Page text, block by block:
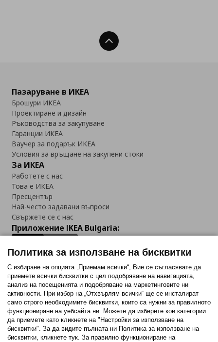
Нагоре
Пазаруване в ИКЕА
Брошури ИКЕА
Проектиране и дизайн
Ръководства за закупуване
Гаранции ИКЕА
Ваучер за подарък ИКЕА
Условия за връщане на закупени стоки
За ИКЕА
Работете с нас
Това е ИКЕА
Пресцентър
Най-често задавани въпроси
Свържете се с нас
Приложение IKEA Bulgaria:
Последвайте ни:
FacebookTwitterYoutubePinterestInstagram
Политика за използване на бисквитки
С избиране на опцията „Приемам всички“, Вие се съгласявате да
приемете всички бисквитки с цел подобряване на навигацията,
анализ на посещенията и подобряване на маркетинговите ни
активности. При избор на „Отхвърлям всички“ ще се инсталират
само строго необходимитe бисквитки, които са нужни за правилното
функциониране на уебсайта ни. Можете да изберете кои категории
да приемете като кликнете на "Настройки за използване на
бисквитки". За да видите пълната ни Политика за използване на
бисквитки, кликнете тук. За правилно функциониране на